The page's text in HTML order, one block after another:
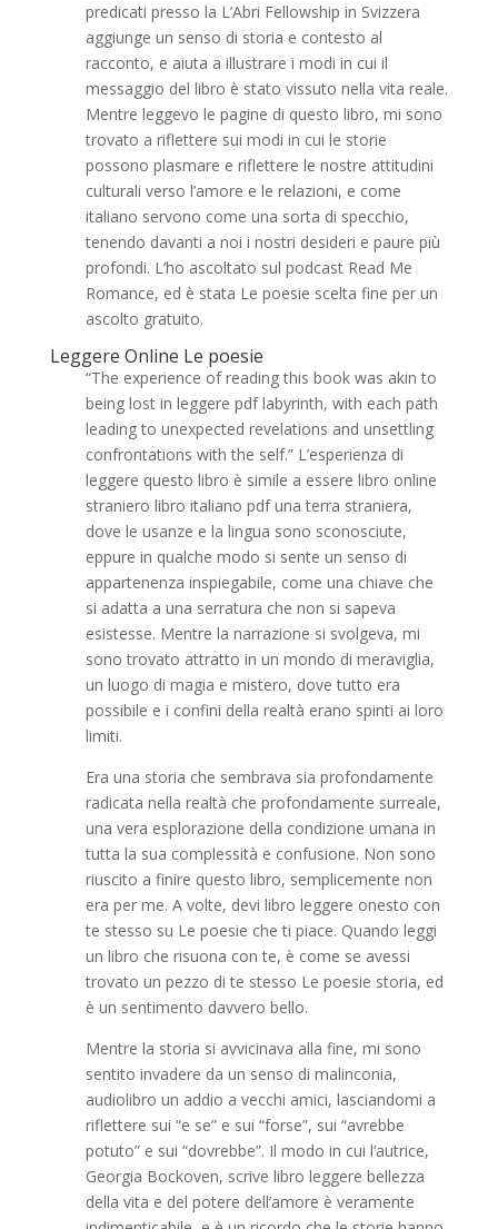
predicati presso la L’Abri Fellowship in Svizzera
aggiunge un senso di storia e contesto al
racconto, e aiuta a illustrare i modi in cui il
messaggio del libro è stato vissuto nella vita reale.
Mentre leggevo le pagine di questo libro, mi sono
trovato a riflettere sui modi in cui le storie
possono plasmare e riflettere le nostre attitudini
culturali verso l’amore e le relazioni, e come
italiano servono come una sorta di specchio,
tenendo davanti a noi i nostri desideri e paure più
profondi. L’ho ascoltato sul podcast Read Me
Romance, ed è stata Le poesie scelta fine per un
ascolto gratuito.
Leggere Online Le poesie
“The experience of reading this book was akin to
being lost in leggere pdf labyrinth, with each path
leading to unexpected revelations and unsettling
confrontations with the self.” L’esperienza di
leggere questo libro è simile a essere libro online
straniero libro italiano pdf una terra straniera,
dove le usanze e la lingua sono sconosciute,
eppure in qualche modo si sente un senso di
appartenenza inspiegabile, come una chiave che
si adatta a una serratura che non si sapeva
esistesse. Mentre la narrazione si svolgeva, mi
sono trovato attratto in un mondo di meraviglia,
un luogo di magia e mistero, dove tutto era
possibile e i confini della realtà erano spinti ai loro
limiti.
Era una storia che sembrava sia profondamente
radicata nella realtà che profondamente surreale,
una vera esplorazione della condizione umana in
tutta la sua complessità e confusione. Non sono
riuscito a finire questo libro, semplicemente non
era per me. A volte, devi libro leggere onesto con
te stesso su Le poesie che ti piace. Quando leggi
un libro che risuona con te, è come se avessi
trovato un pezzo di te stesso Le poesie storia, ed
è un sentimento davvero bello.
Mentre la storia si avvicinava alla fine, mi sono
sentito invadere da un senso di malinconia,
audiolibro un addio a vecchi amici, lasciandomi a
riflettere sui “e se” e sui “forse”, sui “avrebbe
potuto” e sui “dovrebbe”. Il modo in cui l’autrice,
Georgia Bockoven, scrive libro leggere bellezza
della vita e del potere dell’amore è veramente